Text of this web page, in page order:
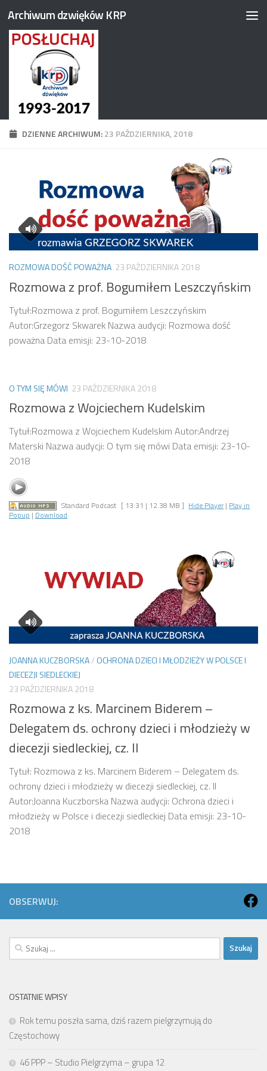
Przejdź do treści
Archiwum dzwięków KRP
DZIENNE ARCHIWUM:23 PAŹDZIERNIKA, 2018
ROZMOWA DOŚĆ POWAŻNA 23 PAŹDZIERNIKA 2018
Rozmowa z prof. Bogumiłem Leszczyńskim
Tytuł:Rozmowa z prof. Bogumiłem Leszczyńskim
Autor:Grzegorz Skwarek Nazwa audycji: Rozmowa dość
poważna Data emisji: 23-10-2018
O TYM SIĘ MÓWI 23 PAŹDZIERNIKA 2018
Rozmowa z Wojciechem Kudelskim
Tytuł:Rozmowa z Wojciechem Kudelskim Autor:Andrzej
Materski Nazwa audycji: O tym się mówi Data emisji: 23-10-
2018
Standard Podcast [ 13:31 | 12.38 MB ] Hide Player | Play in
Popup | Download
JOANNA KUCZBORSKA/ OCHRONA DZIECI I MŁODZIEŻY W POLSCE I
DIECEZJI SIEDLECKIEJ
23 PAŹDZIERNIKA 2018
Rozmowa z ks. Marcinem Biderem –
Delegatem ds. ochrony dzieci i młodzieży w
diecezji siedleckiej, cz. II
Tytuł: Rozmowa z ks. Marcinem Biderem – Delegatem ds.
ochrony dzieci i młodzieży w diecezji siedleckiej, cz. II
Autor:Joanna Kuczborska Nazwa audycji: Ochrona dzieci i
młodzieży w Polsce i diecezji siedleckiej Data emisji: 23-10-
2018
OBSERWUJ:
Szukaj:
OSTATNIE WPISY
Rok temu poszła sama, dziś razem pielgrzymują do
Częstochowy
46 PPP – Studio Pielgrzyma – grupa 12